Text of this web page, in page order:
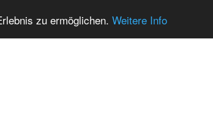
zu ermöglichen. Weitere Info